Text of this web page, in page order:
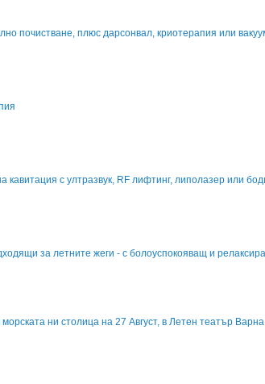
почистване, плюс дарсонвал, криотерапия или
с ултразвук, RF лифтинг, липолазер или
за летните жеги - с болоуспокояващ и
ни столица на 27 Август, в Летен театър Варна